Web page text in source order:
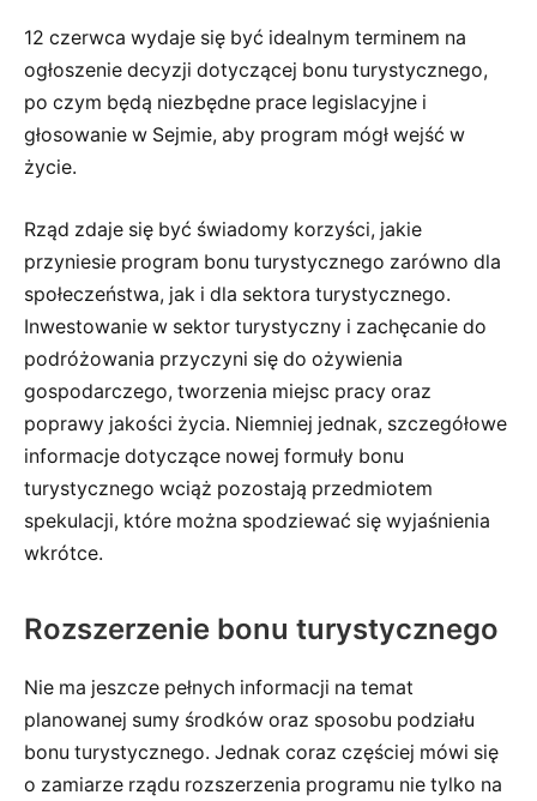
12 czerwca wydaje się być idealnym terminem na
ogłoszenie decyzji dotyczącej bonu turystycznego,
po czym będą niezbędne prace legislacyjne i
głosowanie w Sejmie, aby program mógł wejść w
życie.
Rząd zdaje się być świadomy korzyści, jakie
przyniesie program bonu turystycznego zarówno dla
społeczeństwa, jak i dla sektora turystycznego.
Inwestowanie w sektor turystyczny i zachęcanie do
podróżowania przyczyni się do ożywienia
gospodarczego, tworzenia miejsc pracy oraz
poprawy jakości życia. Niemniej jednak, szczegółowe
informacje dotyczące nowej formuły bonu
turystycznego wciąż pozostają przedmiotem
spekulacji, które można spodziewać się wyjaśnienia
wkrótce.
Rozszerzenie bonu turystycznego
Nie ma jeszcze pełnych informacji na temat
planowanej sumy środków oraz sposobu podziału
bonu turystycznego. Jednak coraz częściej mówi się
o zamiarze rządu rozszerzenia programu nie tylko na